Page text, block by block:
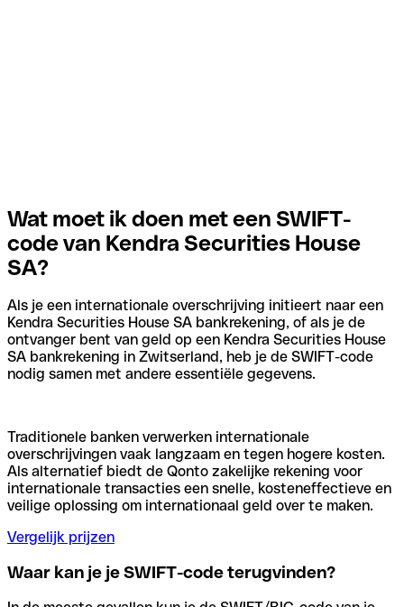
Wat moet ik doen met een SWIFT-
code van Kendra Securities House
SA?
Als je een internationale overschrijving initieert naar een
Kendra Securities House SA bankrekening, of als je de
ontvanger bent van geld op een Kendra Securities House
SA bankrekening in Zwitserland, heb je de SWIFT-code
nodig samen met andere essentiële gegevens.
Traditionele banken verwerken internationale
overschrijvingen vaak langzaam en tegen hogere kosten.
Als alternatief biedt de Qonto zakelijke rekening voor
internationale transacties een snelle, kosteneffectieve en
veilige oplossing om internationaal geld over te maken.
Vergelijk prijzen
Waar kan je je SWIFT-code terugvinden?